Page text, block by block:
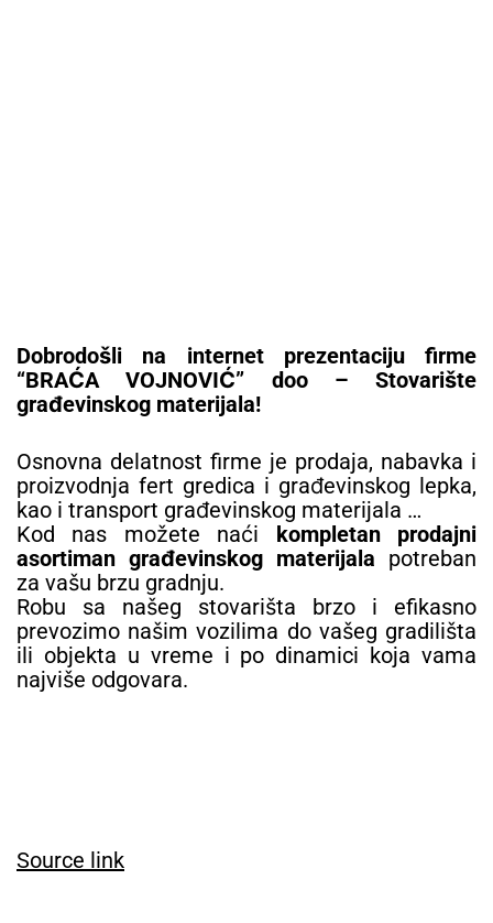
Dobrodošli na internet prezentaciju firme
“BRAĆA VOJNOVIĆ” doo – Stovarište
građevinskog materijala!
Osnovna delatnost firme je prodaja, nabavka i
proizvodnja fert gredica i građevinskog lepka,
kao i transport građevinskog materijala …
Kod nas možete naći kompletan prodajni
asortiman građevinskog materijala potreban
za vašu brzu gradnju.
Robu sa našeg stovarišta brzo i efikasno
prevozimo našim vozilima do vašeg gradilišta
ili objekta u vreme i po dinamici koja vama
najviše odgovara.
Source link